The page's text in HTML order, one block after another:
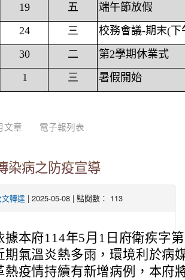
19 五
端午節放假
24 三
校務會議-期末(下
30 二
第2學期休業式
1 三 暑假開始
文章 電子報列表
染病之防疫宣導
文轉達 | 2025-05-08 | 點閱數： 113
據本府114年5月1日府衛疾字
期氣溫炎熱多雨，環境利於病
熱疫情持續有新增病例，本府